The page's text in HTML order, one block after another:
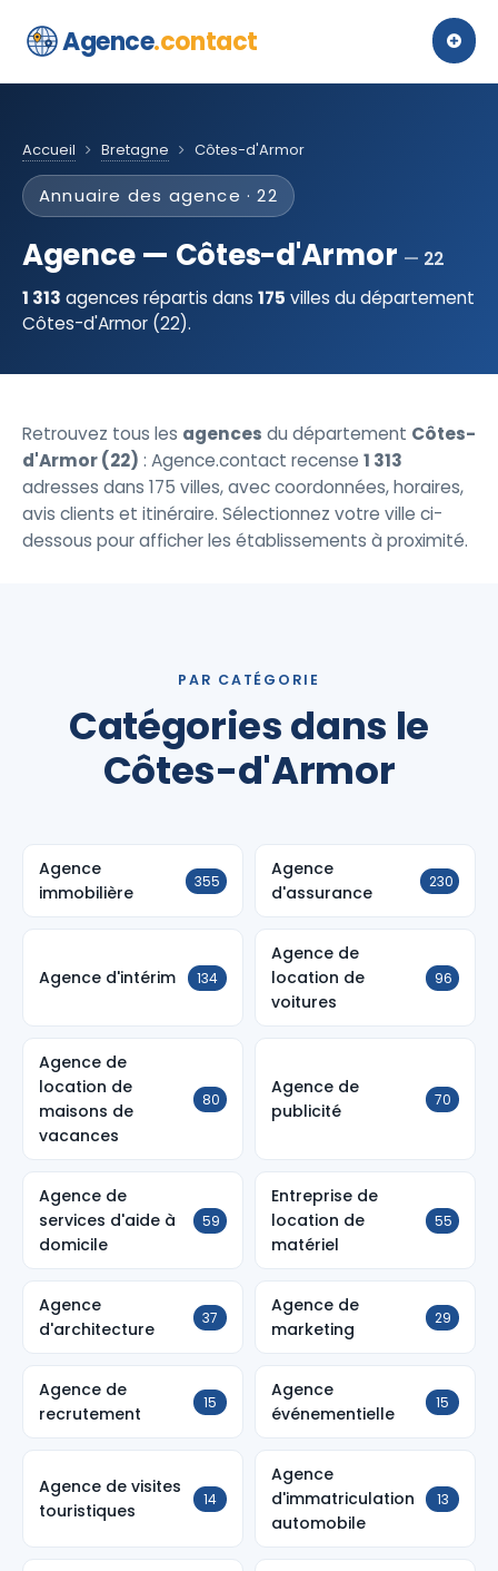
Agence.contact
Accueil Bretagne Côtes-d'Armor
Annuaire des agence · 22
Agence — Côtes-d'Armor
22
1 313 agences répartis dans 175 villes du département
Côtes-d'Armor (22).
Retrouvez tous les agences du département Côtes-
d'Armor (22) : Agence.contact recense 1 313
adresses dans 175 villes, avec coordonnées, horaires,
avis clients et itinéraire. Sélectionnez votre ville ci-
dessous pour afficher les établissements à proximité.
PAR CATÉGORIE
Catégories dans le
Côtes-d'Armor
Agence
immobilière
355
Agence
d'assurance
230
Agence d'intérim 134
Agence de
location de
voitures
96
Agence de
location de
maisons de
vacances
80
Agence de
publicité
70
Agence de
services d'aide à
domicile
59
Entreprise de
location de
matériel
55
Agence
d'architecture
37
Agence de
marketing
29
Agence de
recrutement
15
Agence
événementielle
15
Agence de visites
touristiques
14
Agence
d'immatriculation
automobile
13